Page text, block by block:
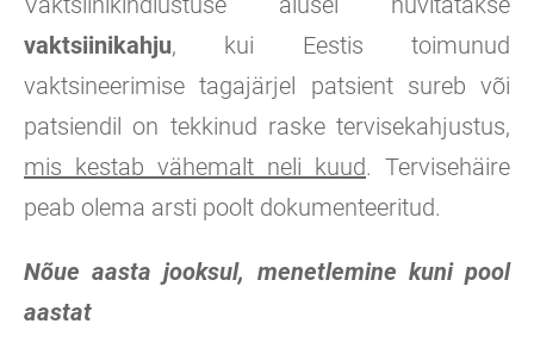
vaktsiinikahju, kui Eestis toimunud
vaktsineerimise tagajärjel patsient sureb või
patsiendil on tekkinud raske tervisekahjustus,
mis kestab vähemalt neli kuud. Tervisehäire
peab olema arsti poolt dokumenteeritud.
Nõue aasta jooksul, menetlemine kuni pool
aastat